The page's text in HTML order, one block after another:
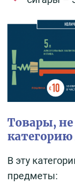
Товары,
В эту
предметы: